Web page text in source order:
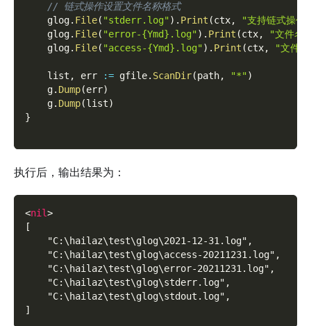
// 链式操作设置文件名称格式
    glog
. File( "stderr.log") . Print (ctx,
"支持链式操作"
    glog
. File( "error-{Ymd}.log") . Print (ctx,
"文件名
    glog
. File( "access-{Ymd}.log") . Print (ctx, "文件
    list
, err := gfile. ScanDir(path, "*")
    g
. Dump(err)
    g
. Dump(list)
}
执行后，输出结果为：
<nil>
[
    "C:\hailaz\test\glog\2021-12-31.log",
    "C:\hailaz\test\glog\access-20211231.log",
    "C:\hailaz\test\glog\error-20211231.log",
    "C:\hailaz\test\glog\stderr.log",
    "C:\hailaz\test\glog\stdout.log",
]